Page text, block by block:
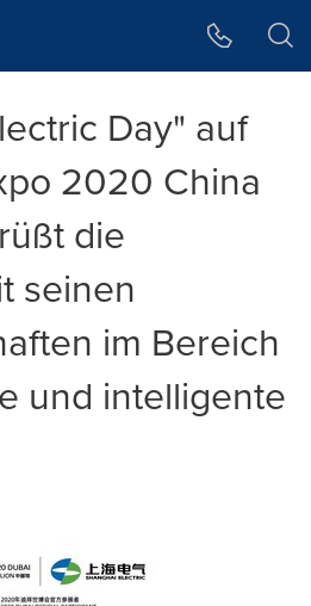
Day" auf
2020 China
die
seinen
im Bereich
und intelligente